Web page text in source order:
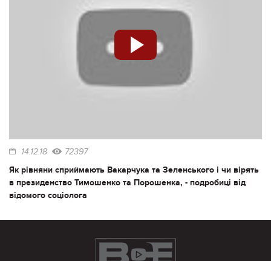
14.12.18 72397
Як рівняни сприймають Вакарчука та Зеленського і чи вірять
в президенство Тимошенко та Порошенка, - подробиці від
відомого соціолога